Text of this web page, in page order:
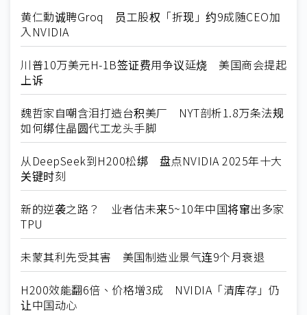
黄仁勳诚聘Groq 员工股权「折现」约9成随CEO加
入NVIDIA
川普10万美元H-1B签证费用争议延烧 美国商会提起
上诉
魏哲家自嘲含泪打造台积美厂 NYT剖析1.8万条法规
如何绑住晶圆代工龙头手脚
从DeepSeek到H200松绑 盘点NVIDIA 2025年十大
关键时刻
新的逆袭之路？ 业者估未来5~10年中国将窜出多家
TPU
未蒙其利先受其害 美国制造业景气连9个月衰退
H200效能翻6倍、价格增3成 NVIDIA「清库存」仍
让中国动心